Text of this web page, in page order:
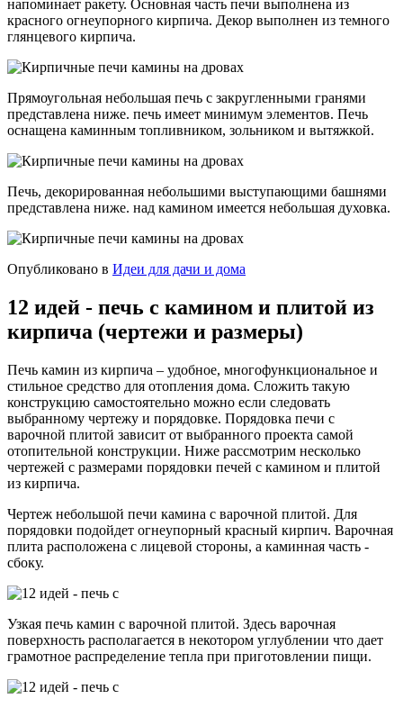
напоминает ракету. Основная часть печи выполнена из
красного огнеупорного кирпича. Декор выполнен из темного
глянцевого кирпича.
Прямоугольная небольшая печь с закругленными гранями
представлена ниже. печь имеет минимум элементов. Печь
оснащена каминным топливником, зольником и вытяжкой.
Печь, декорированная небольшими выступающими башнями
представлена ниже. над камином имеется небольшая духовка.
Опубликовано в Идеи для дачи и дома
12 идей - печь с камином и плитой из
кирпича (чертежи и размеры)
Печь камин из кирпича – удобное, многофункциональное и
стильное средство для отопления дома. Сложить такую
конструкцию самостоятельно можно если следовать
выбранному чертежу и порядовке. Порядовка печи с
варочной плитой зависит от выбранного проекта самой
отопительной конструкции. Ниже рассмотрим несколько
чертежей с размерами порядовки печей с камином и плитой
из кирпича.
Чертеж небольшой печи камина с варочной плитой. Для
порядовки подойдет огнеупорный красный кирпич. Варочная
плита расположена с лицевой стороны, а каминная часть -
сбоку.
Узкая печь камин с варочной плитой. Здесь варочная
поверхность располагается в некотором углублении что дает
грамотное распределение тепла при приготовлении пищи.